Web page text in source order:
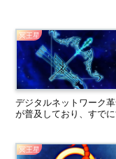
冥王星
デジタルネットワーク
が普及しており、すで
冥王星